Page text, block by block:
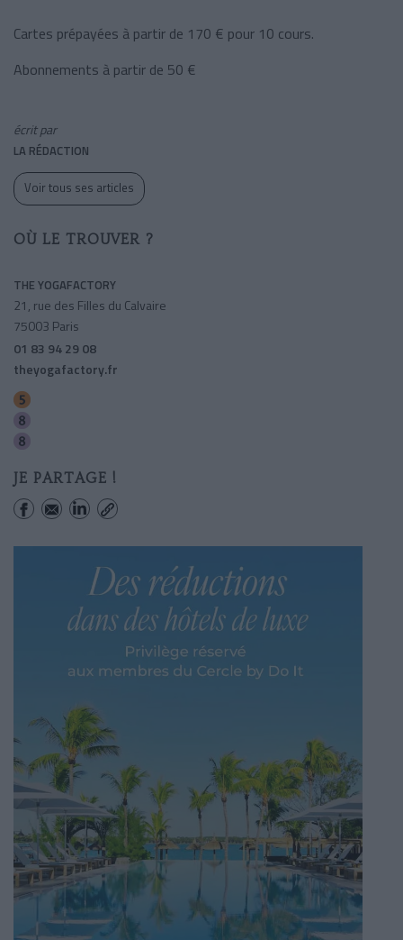
Cartes prépayées à partir de 170 € pour 10 cours.
Abonnements à partir de 50 €
écrit par
LA RÉDACTION
Voir tous ses articles
OÙ LE TROUVER ?
THE YOGAFACTORY
21, rue des Filles du Calvaire
75003 Paris
01 83 94 29 08
theyogafactory.fr
JE PARTAGE !